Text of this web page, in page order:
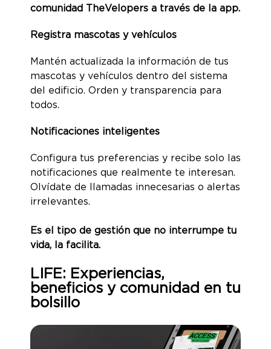
comunidad TheVelopers a través de la app.
Registra mascotas y vehículos
Mantén actualizada la información de tus
mascotas y vehículos dentro del sistema
del edificio. Orden y transparencia para
todos.
Notificaciones inteligentes
Configura tus preferencias y recibe solo las
notificaciones que realmente te interesan.
Olvídate de llamadas innecesarias o alertas
irrelevantes.
Es el tipo de gestión que no interrumpe tu
vida, la facilita.
LIFE: Experiencias,
beneficios y comunidad en tu
bolsillo